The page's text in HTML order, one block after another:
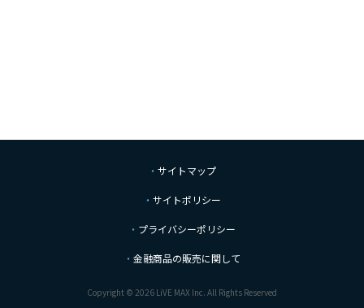
サイトマップ
サイトポリシー
プライバシーポリシー
金融商品の販売に関して
Copyright © 2026 LiVE MAX Inc. All Rights Reserved